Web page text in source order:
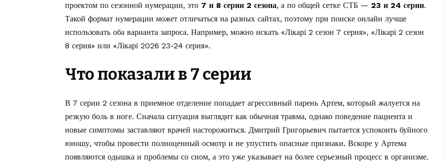
проектом по сезонной нумерации, это 7 и 8 серии 2 сезона, а по общей сетке СТБ — 23 и 24 серии.
Такой формат нумерации может отличаться на разных сайтах, поэтому при поиске онлайн лучше
использовать оба варианта запроса. Например, можно искать «Лікарі 2 сезон 7 серия», «Лікарі 2 сезон
8 серия» или «Лікарі 2026 23-24 серия».
Что показали в 7 серии
В 7 серии 2 сезона в приемное отделение попадает агрессивный парень Артем, который жалуется на
резкую боль в ноге. Сначала ситуация выглядит как обычная травма, однако поведение пациента и
новые симптомы заставляют врачей насторожиться. Дмитрий Григорьевич пытается успокоить буйного
юношу, чтобы провести полноценный осмотр и не упустить опасные признаки. Вскоре у Артема
появляются одышка и проблемы со сном, а это уже указывает на более серьезный процесс в организме.